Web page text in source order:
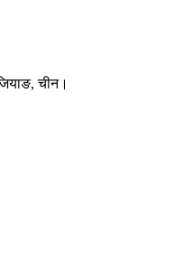
चीन।